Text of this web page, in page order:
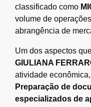
classificado como
volume de
abrangência de
Um dos aspectos
GIULIANA
atividade
Preparação de
especializados de